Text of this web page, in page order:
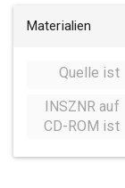
Materialien
Quelle ist
INSZNR auf
CD-ROM ist